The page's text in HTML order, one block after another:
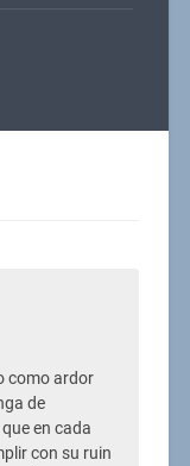
como ardor
de
en cada
con su ruin